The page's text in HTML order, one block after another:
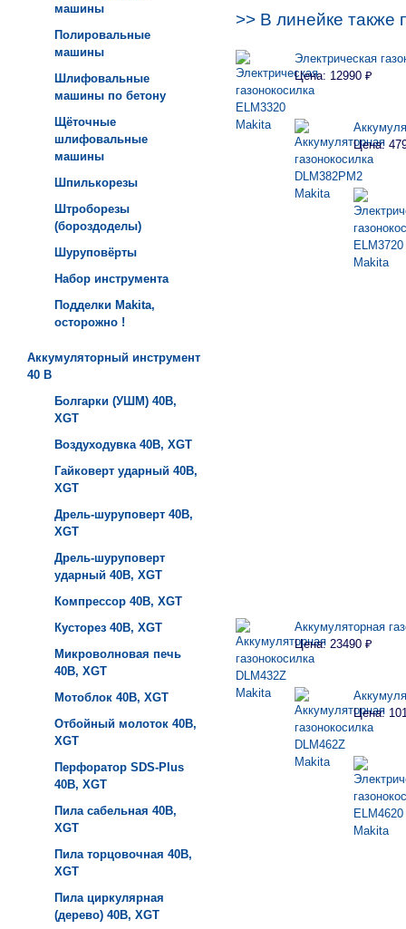
машины
Полировальные
машины
Шлифовальные
машины по бетону
Щёточные
шлифовальные
машины
Шпилькорезы
Штроборезы
(бороздоделы)
Шуруповёрты
Набор инструмента
Подделки Makita,
осторожно !
Аккумуляторный инструмент
40 B
Болгарки (УШМ) 40B,
XGT
Воздуходувка 40B, XGT
Гайковерт ударный 40B,
XGT
Дрель-шуруповерт 40B,
XGT
Дрель-шуруповерт
ударный 40B, XGT
Компрессор 40B, XGT
Кусторез 40B, XGT
Микроволновая печь
40B, XGT
Мотоблок 40B, XGT
Отбойный молоток 40B,
XGT
Перфоратор SDS-Plus
40B, XGT
Пила сабельная 40B,
XGT
Пила торцовочная 40B,
XGT
Пила циркулярная
(дерево) 40B, XGT
>> В линейке также
Электрическая
Цена: 12990 ₽
Цена:
Аккумуляторная
Цена: 23490 ₽
Цена: